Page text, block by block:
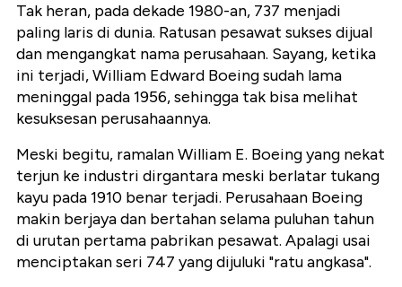
Tak heran, pada dekade 1980-an, 737 menjadi
paling laris di dunia. Ratusan pesawat sukses dijual
dan mengangkat nama perusahaan. Sayang, ketika
ini terjadi, William Edward Boeing sudah lama
meninggal pada 1956, sehingga tak bisa melihat
kesuksesan perusahaannya.
Meski begitu, ramalan William E. Boeing yang nekat
terjun ke industri dirgantara meski berlatar tukang
kayu pada 1910 benar terjadi. Perusahaan Boeing
makin berjaya dan bertahan selama puluhan tahun
di urutan pertama pabrikan pesawat. Apalagi usai
menciptakan seri 747 yang dijuluki "ratu angkasa".